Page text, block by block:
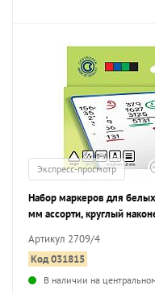
Экспресс-просмотр
Набор маркеров для
мм ассорти, круглый
Артикул 2709/4
Код 031815
В наличии на